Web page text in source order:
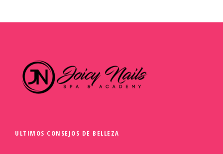
ULTIMOS CONSEJOS DE BELLEZA